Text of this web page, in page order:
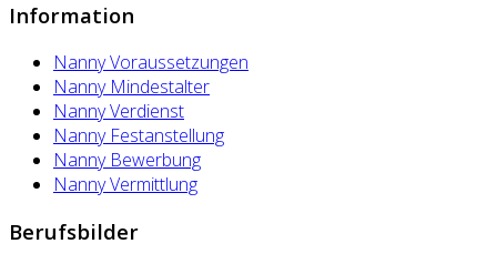
Information
Nanny Voraussetzungen
Nanny Mindestalter
Nanny Verdienst
Nanny Festanstellung
Nanny Bewerbung
Nanny Vermittlung
Berufsbilder